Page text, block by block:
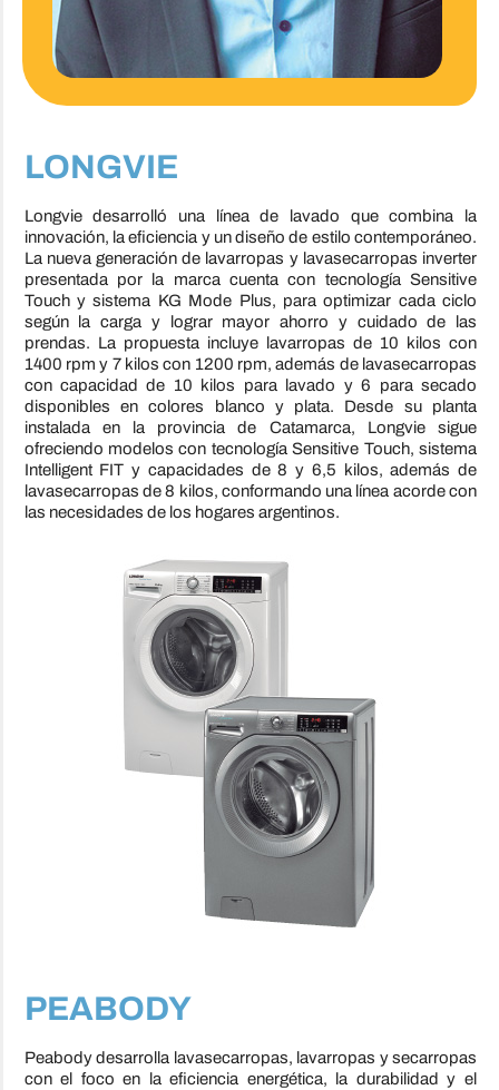
LONGVIE
Longvie desarrolló una línea de lavado que combina la
innovación, la eficiencia y un diseño de estilo contemporáneo.
La nueva generación de lavarropas y lavasecarropas inverter
presentada por la marca cuenta con tecnología Sensitive
Touch y sistema KG Mode Plus, para optimizar cada ciclo
según la carga y lograr mayor ahorro y cuidado de las
prendas. La propuesta incluye lavarropas de 10 kilos con
1400 rpm y 7 kilos con 1200 rpm, además de lavasecarropas
con capacidad de 10 kilos para lavado y 6 para secado
disponibles en colores blanco y plata. Desde su planta
instalada en la provincia de Catamarca, Longvie sigue
ofreciendo modelos con tecnología Sensitive Touch, sistema
Intelligent FIT y capacidades de 8 y 6,5 kilos, además de
lavasecarropas de 8 kilos, conformando una línea acorde con
las necesidades de los hogares argentinos.
PEABODY
Peabody desarrolla lavasecarropas, lavarropas y secarropas
con el foco en la eficiencia energética, la durabilidad y el